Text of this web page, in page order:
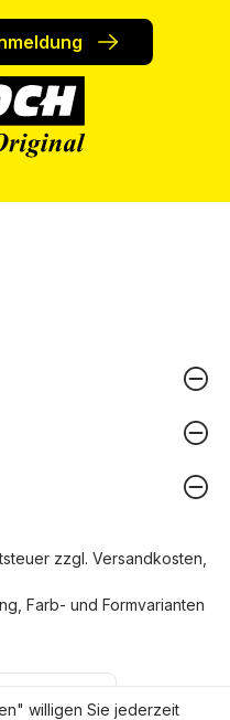
zzgl. Versandkosten
Farb- und Formvarianten
willigen Sie jederzeit